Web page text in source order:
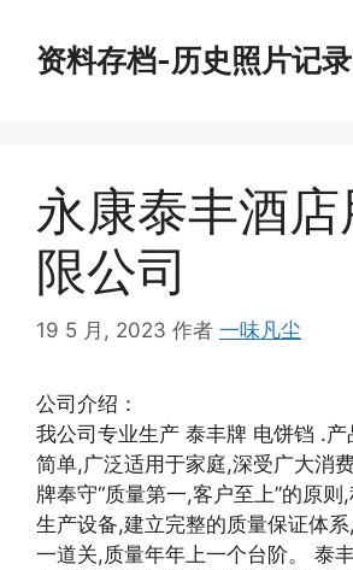
资料存档-历史照片记录
永康泰丰酒
限公司
19 5 月, 2023 作者 一味凡尘
公司介绍：
我公司专业生产 泰丰牌 电饼铛 .
简单,广泛适用于家庭,深受广大消
牌奉守“质量第一,客户至上”的原则
生产设备,建立完整的质量保证体
一道关,质量年年上一个台阶。 泰